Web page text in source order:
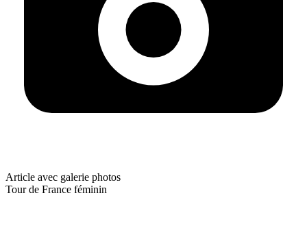
Article avec galerie photos
Tour de France féminin